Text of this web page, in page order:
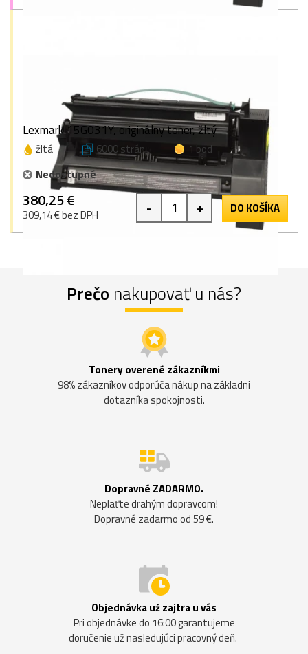
Lexmark 15G031Y, originálny toner, žltý
žltá 6000 strán
1 bod
Nedostupné
380,25 €
309,14 € bez DPH - + DO KOŠÍKA
Prečo nakupovať u nás?
Tonery overené zákazníkmi
98% zákazníkov odporúča nákup na základni
dotazníka spokojnosti.
Dopravné ZADARMO.
Neplaťte drahým dopravcom!
Dopravné zadarmo od 59 €.
Objednávka už zajtra u vás
Pri objednávke do 16:00 garantujeme
doručenie už nasledujúci pracovný deň.